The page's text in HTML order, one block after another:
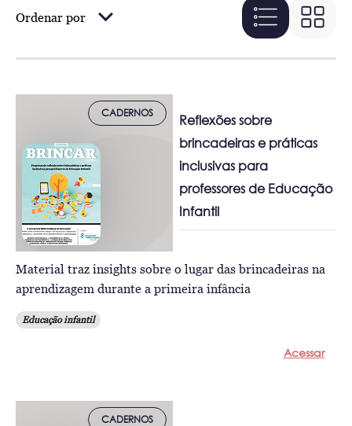
Ordenar por
CADERNOS
Reflexões sobre
brincadeiras e práticas
inclusivas para
professores de Educação
Infantil
Material traz insights sobre o lugar das brincadeiras na
aprendizagem durante a primeira infância
Educação infantil
Acessar
CADERNOS